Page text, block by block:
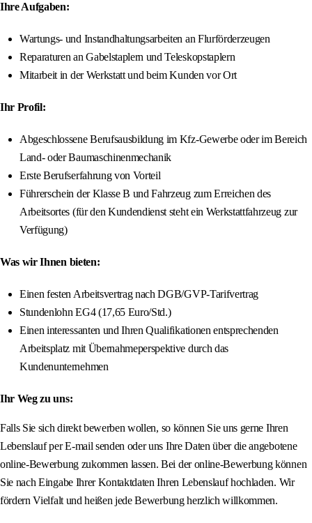
Ihre Aufgaben:
Wartungs- und Instandhaltungsarbeiten an Flurförderzeugen
Reparaturen an Gabelstaplern und Teleskopstaplern
Mitarbeit in der Werkstatt und beim Kunden vor Ort
Ihr Profil:
Abgeschlossene Berufsausbildung im Kfz-Gewerbe oder im Bereich
Land- oder Baumaschinenmechanik
Erste Berufserfahrung von Vorteil
Führerschein der Klasse B und Fahrzeug zum Erreichen des
Arbeitsortes (für den Kundendienst steht ein Werkstattfahrzeug zur
Verfügung)
Was wir Ihnen bieten:
Einen festen Arbeitsvertrag nach DGB/GVP-Tarifvertrag
Stundenlohn EG4 (17,65 Euro/Std.)
Einen interessanten und Ihren Qualifikationen entsprechenden
Arbeitsplatz mit Übernahmeperspektive durch das
Kundenunternehmen
Ihr Weg zu uns:
Falls Sie sich direkt bewerben wollen, so können Sie uns gerne Ihren
Lebenslauf per E-mail senden oder uns Ihre Daten über die angebotene
online-Bewerbung zukommen lassen. Bei der online-Bewerbung können
Sie nach Eingabe Ihrer Kontaktdaten Ihren Lebenslauf hochladen. Wir
fördern Vielfalt und heißen jede Bewerbung herzlich willkommen.